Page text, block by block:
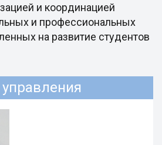
и координацией
и профессиональных
на развитие студентов